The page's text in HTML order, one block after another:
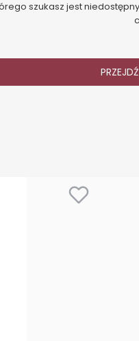
szukasz jest